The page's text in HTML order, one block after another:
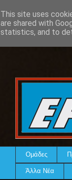
Ομάδες
Άλλα Νέα
This site uses
are shared with
statistics, and to